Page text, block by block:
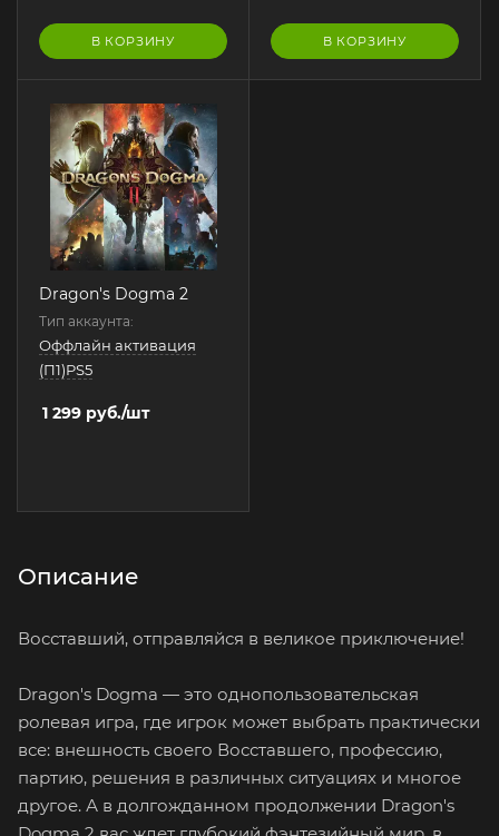
В КОРЗИНУ В КОРЗИНУ
Dragon's Dogma 2
Тип аккаунта:
Оффлайн активация
(П1)PS5
1 299 руб./шт
Описание
Восставший, отправляйся в великое приключение!
Dragon's Dogma — это однопользовательская
ролевая игра, где игрок может выбрать практически
все: внешность своего Восставшего, профессию,
партию, решения в различных ситуациях и многое
другое. А в долгожданном продолжении Dragon's